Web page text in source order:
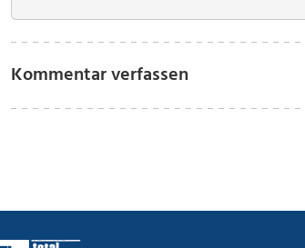
Kommentar verfassen